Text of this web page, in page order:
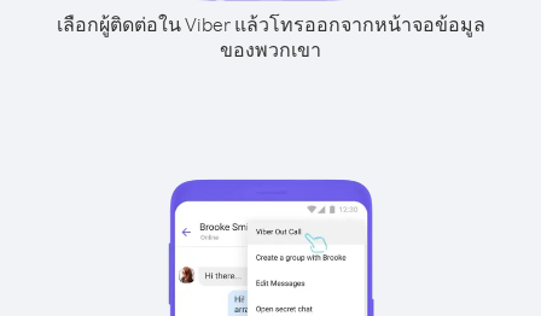
เลือกผู้ติดต่อใน Viber แล้วโทรออกจากหน้าจอข้อมูล
ของพวกเขา